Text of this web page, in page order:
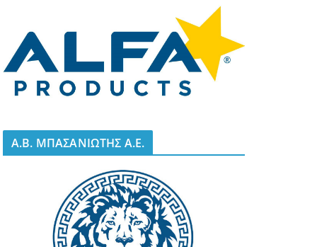
A.B. ΜΠΑΣΑΝΙΩΤΗΣ Α.Ε.